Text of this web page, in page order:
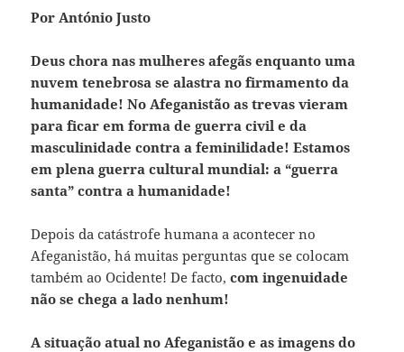
Por António Justo
Deus chora nas mulheres afegãs enquanto uma
nuvem tenebrosa se alastra no firmamento da
humanidade! No Afeganistão as trevas vieram
para ficar em forma de guerra civil e da
masculinidade contra a feminilidade! Estamos
em plena guerra cultural mundial: a “guerra
santa” contra a humanidade!
Depois da catástrofe humana a acontecer no
Afeganistão, há muitas perguntas que se colocam
também ao Ocidente! De facto,com ingenuidade
não se chega a lado nenhum!
A situação atual no Afeganistão e as imagens do